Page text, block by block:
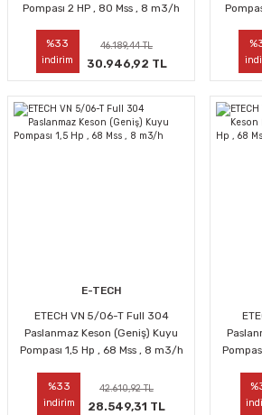
Pompası 2 HP , 80 Mss , 8 m3/h
%33
indirim
46.189,44 TL
30.946,92 TL
E-TECH
ETECH VN 5/06-T Full 304
Paslanmaz Keson (Geniş) Kuyu
Pompası 1,5 Hp , 68 Mss , 8 m3/h
%33
indirim
42.610,92 TL
28.549,31 TL